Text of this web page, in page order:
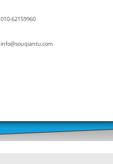
010-62159960
info@souqiantu.com